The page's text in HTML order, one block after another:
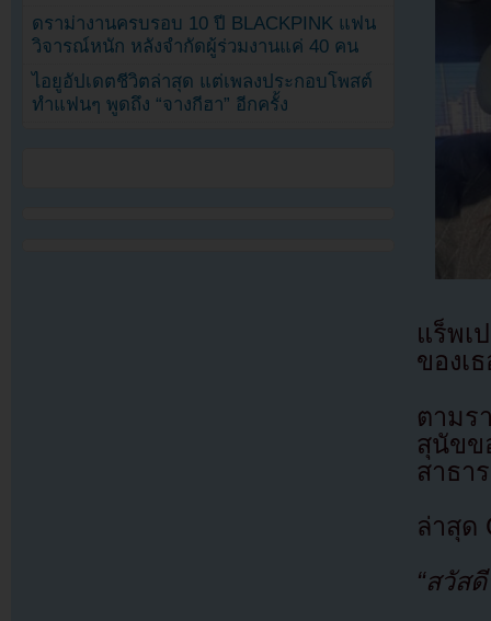
แร็พเ
ของเ
ตามร
สุนัข
สาธา
ล่าสุด
“สวัส
ดราม่างานครบรอบ 10 ปี BLACKPINK แฟน
วิจารณ์หนัก หลังจำกัดผู้ร่วมงานแค่ 40 คน
ไอยูอัปเดตชีวิตล่าสุด แต่เพลงประกอบโพสต์
ทำแฟนๆ พูดถึง “จางกีฮา” อีกครั้ง